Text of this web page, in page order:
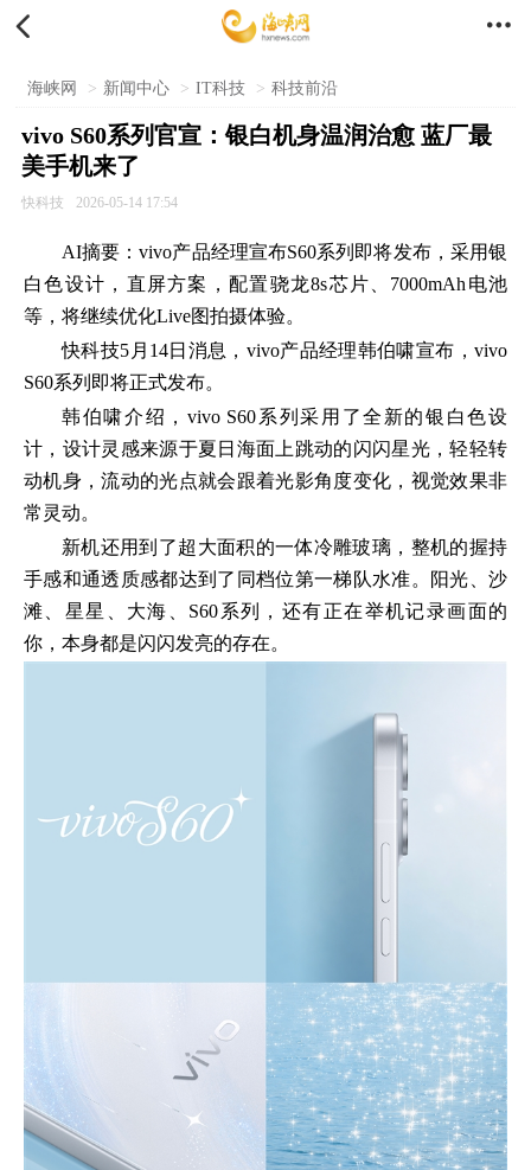
 
海峡网 > 新闻中心 > IT科技 > 科技前沿
vivo S60系列官宣：银白机身温润治愈 蓝厂最
美手机来了
快科技 2026-05-14 17:54
AI摘要：vivo产品经理宣布S60系列即将发布，采用银
白色设计，直屏方案，配置骁龙8s芯片、7000mAh电池
等，将继续优化Live图拍摄体验。
快科技5月14日消息，vivo产品经理韩伯啸宣布，vivo
S60系列即将正式发布。
韩伯啸介绍，vivo S60系列采用了全新的银白色设
计，设计灵感来源于夏日海面上跳动的闪闪星光，轻轻转
动机身，流动的光点就会跟着光影角度变化，视觉效果非
常灵动。
新机还用到了超大面积的一体冷雕玻璃，整机的握持
手感和通透质感都达到了同档位第一梯队水准。阳光、沙
滩、星星、大海、S60系列，还有正在举机记录画面的
你，本身都是闪闪发亮的存在。